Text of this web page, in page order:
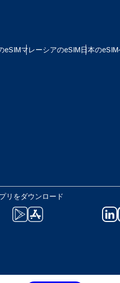
eSIMマレーシアのeSIM日本のeSIM
リをダウンロード